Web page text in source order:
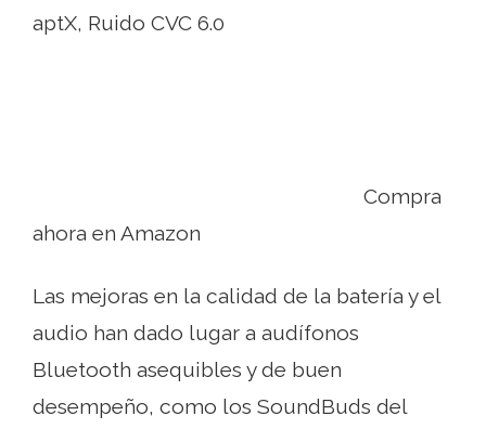
aptX, Ruido CVC 6.0
Compra
ahora en Amazon
Las mejoras en la calidad de la batería y el
audio han dado lugar a audífonos
Bluetooth asequibles y de buen
desempeño, como los SoundBuds del